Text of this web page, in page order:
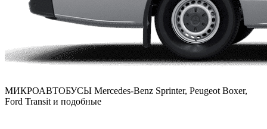
МИКРОАВТОБУСЫ Mercedes-Benz Sprinter, Peugeot Boxer,
Ford Transit и подобные